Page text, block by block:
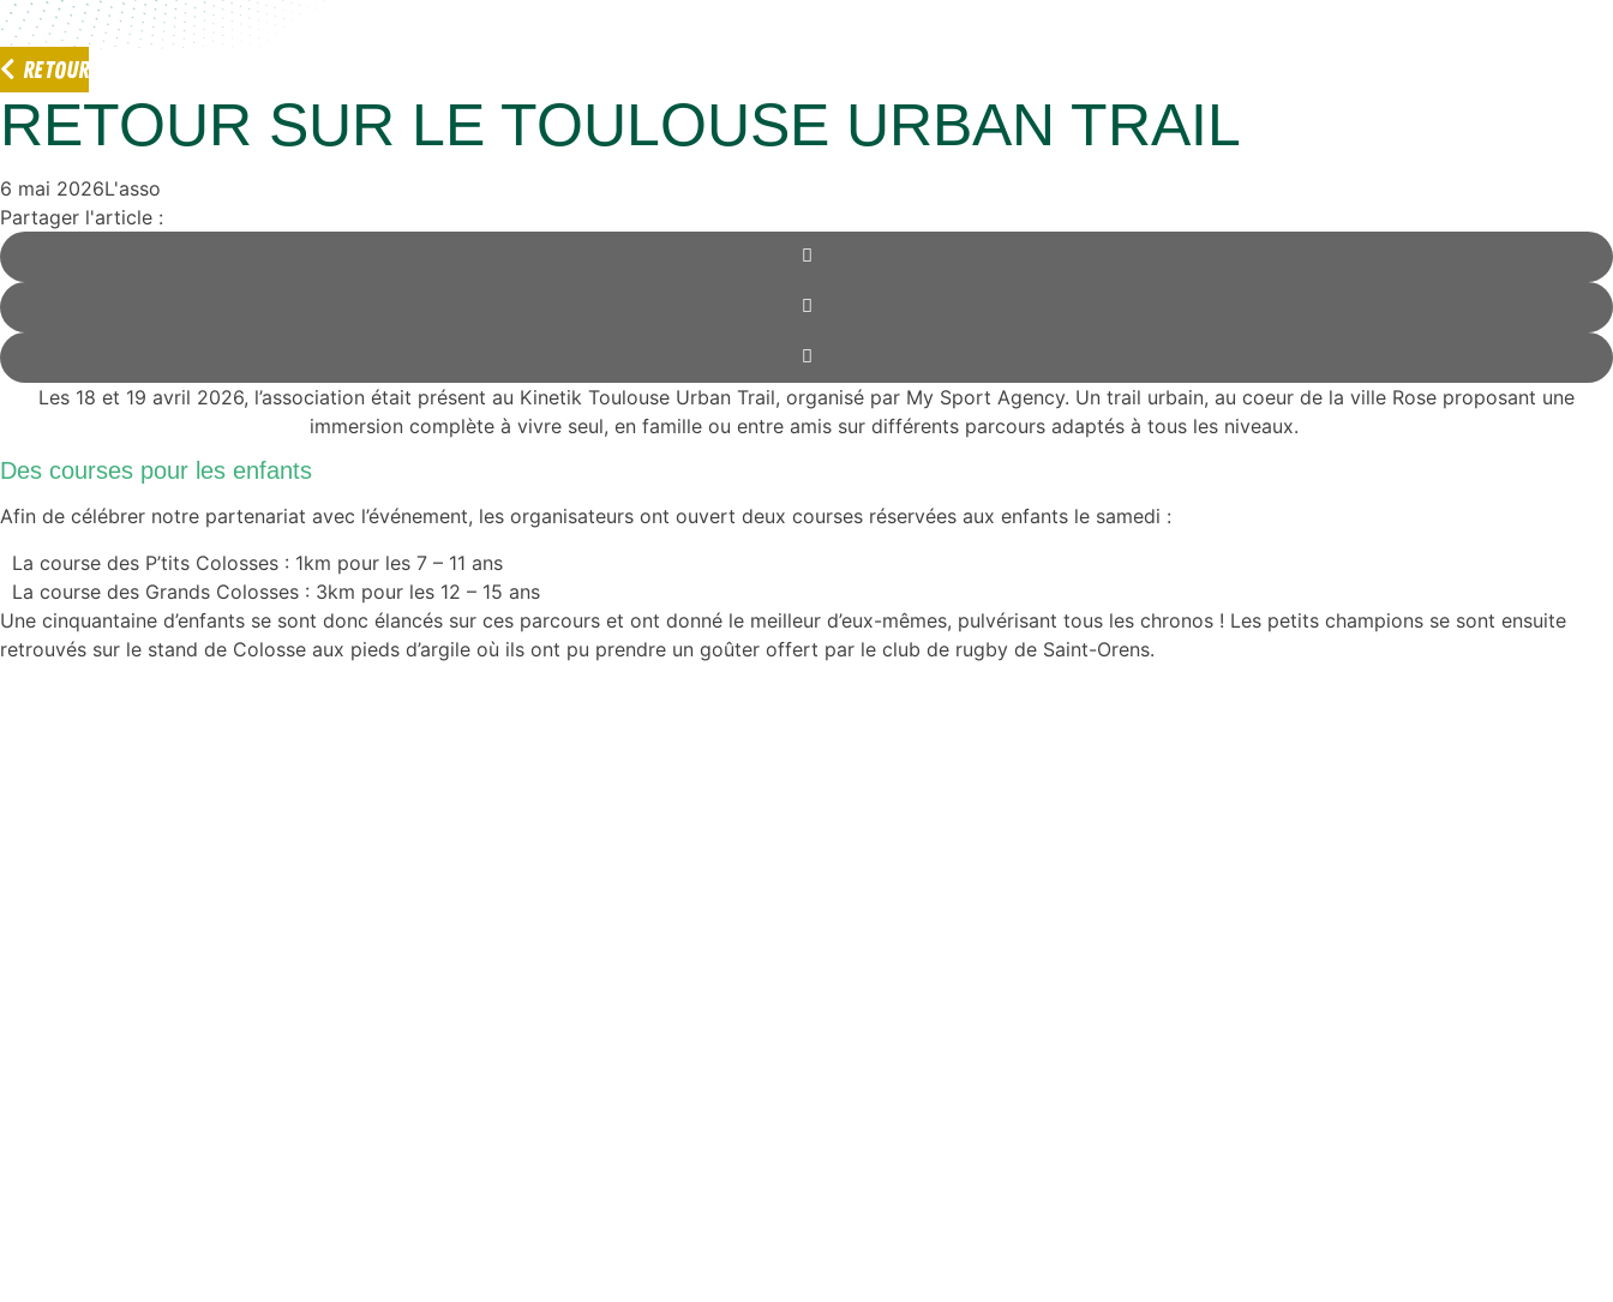
RETOUR
RETOUR SUR LE TOULOUSE URBAN TRAIL
6 mai 2026L'asso
Partager l'article :
Les 18 et 19 avril 2026, l’association était présent au Kinetik Toulouse Urban Trail, organisé par My Sport Agency. Un trail urbain, au coeur de la ville Rose proposant une
immersion complète à vivre seul, en famille ou entre amis sur différents parcours adaptés à tous les niveaux.
Des courses pour les enfants
Afin de célébrer notre partenariat avec l’événement, les organisateurs ont ouvert deux courses réservées aux enfants le samedi :
La course des P’tits Colosses : 1km pour les 7 – 11 ans
La course des Grands Colosses : 3km pour les 12 – 15 ans
Une cinquantaine d’enfants se sont donc élancés sur ces parcours et ont donné le meilleur d’eux-mêmes, pulvérisant tous les chronos ! Les petits champions se sont ensuite
retrouvés sur le stand de Colosse aux pieds d’argile où ils ont pu prendre un goûter offert par le club de rugby de Saint-Orens.